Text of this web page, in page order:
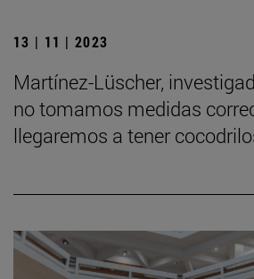
13 | 11 | 2023
Martínez-Lüscher,
no tomamos medidas
llegaremos a tener